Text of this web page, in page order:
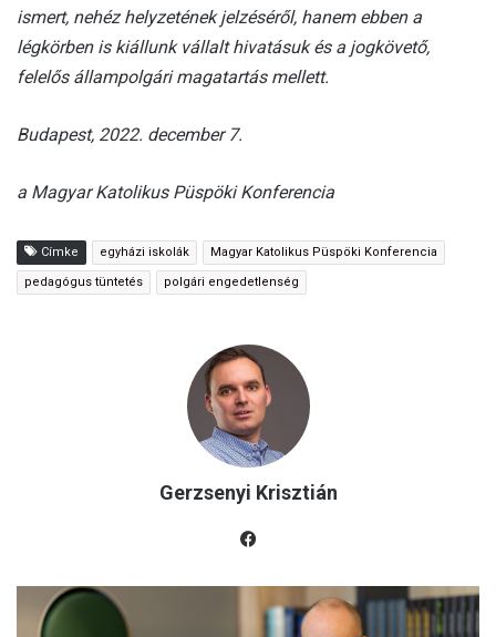
ismert, nehéz helyzetének jelzéséről, hanem ebben a
légkörben is kiállunk vállalt hivatásuk és a jogkövető,
felelős állampolgári magatartás mellett.
Budapest, 2022. december 7.
a Magyar Katolikus Püspöki Konferencia
Címke egyházi iskolák Magyar Katolikus Püspöki Konferencia
pedagógus tüntetés polgári engedetlenség
Gerzsenyi Krisztián